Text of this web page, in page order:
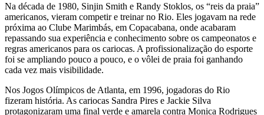
Na década de 1980, Sinjin Smith e Randy Stoklos, os “reis da praia”
americanos, vieram competir e treinar no Rio. Eles jogavam na rede
próxima ao Clube Marimbás, em Copacabana, onde acabaram
repassando sua experiência e conhecimento sobre os campeonatos e
regras americanos para os cariocas. A profissionalização do esporte
foi se ampliando pouco a pouco, e o vôlei de praia foi ganhando
cada vez mais visibilidade.
Nos Jogos Olímpicos de Atlanta, em 1996, jogadoras do Rio
fizeram história. As cariocas Sandra Pires e Jackie Silva
protagonizaram uma final verde e amarela contra Monica Rodrigues